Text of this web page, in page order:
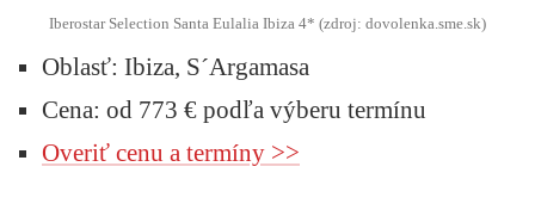
Iberostar Selection Santa Eulalia Ibiza 4* (zdroj: dovolenka.sme.sk)
Oblasť: Ibiza, S´Argamasa
Cena: od 773 € podľa výberu termínu
Overiť cenu a termíny >>